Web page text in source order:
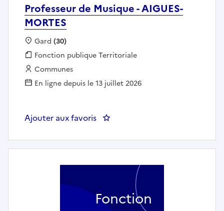
Professeur de Musique - AIGUES-
MORTES
Localisation :
Gard (30)
Fonction publique :
Fonction publique Territoriale
Employeur :
Communes
En ligne depuis le 13 juillet 2026
Ajouter aux favoris : Professeur de Musique -
Fonction